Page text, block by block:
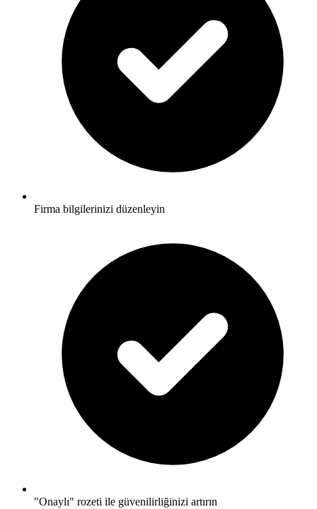
Firma bilgilerinizi düzenleyin
"Onaylı" rozeti ile güvenilirliğinizi artırın